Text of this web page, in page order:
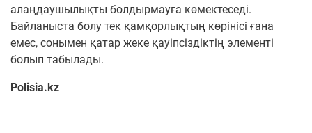
алаңдаушылықты болдырмауға көмектеседі.
Байланыста болу тек қамқорлықтың көрінісі ғана
емес, сонымен қатар жеке қауіпсіздіктің элементі
болып табылады.
Polisia.kz